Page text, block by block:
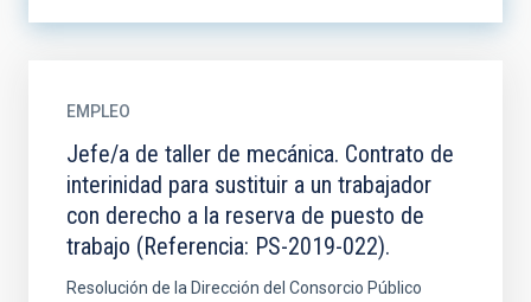
EMPLEO
Jefe/a de taller de mecánica. Contrato de
interinidad para sustituir a un trabajador
con derecho a la reserva de puesto de
trabajo (Referencia: PS-2019-022).
Resolución de la Dirección del Consorcio Público